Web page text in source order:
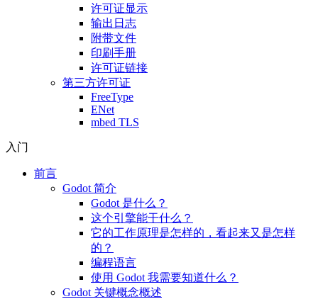
许可证显示
输出日志
附带文件
印刷手册
许可证链接
第三方许可证
FreeType
ENet
mbed TLS
入门
前言
Godot 简介
Godot 是什么？
这个引擎能干什么？
它的工作原理是怎样的，看起来又是怎样
的？
编程语言
使用 Godot 我需要知道什么？
Godot 关键概念概述